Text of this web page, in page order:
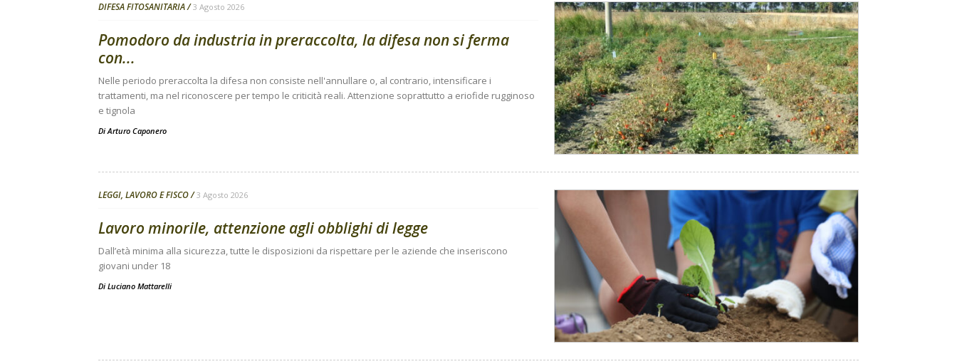
DIFESA FITOSANITARIA 3 Agosto 2026
Pomodoro da industria in preraccolta, la difesa non si ferma
con...
Nelle periodo preraccolta la difesa non consiste nell'annullare o, al contrario, intensificare i
trattamenti, ma nel riconoscere per tempo le criticità reali. Attenzione soprattutto a eriofide rugginoso
e tignola
DiArturo Caponero
LEGGI, LAVORO E FISCO 3 Agosto 2026
Lavoro minorile, attenzione agli obblighi di legge
Dall’età minima alla sicurezza, tutte le disposizioni da rispettare per le aziende che inseriscono
giovani under 18
Di Luciano Mattarelli